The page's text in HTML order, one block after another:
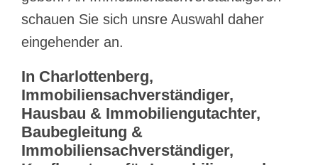
schauen Sie sich unsre Auswahl daher
eingehender an.
In Charlottenberg,
Immobiliensachverständiger,
Hausbau & Immobiliengutachter,
Baubegleitung &
Immobiliensachverständiger,